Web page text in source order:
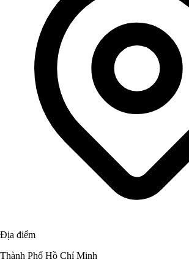
Địa điểm
Thành Phố Hồ Chí Minh